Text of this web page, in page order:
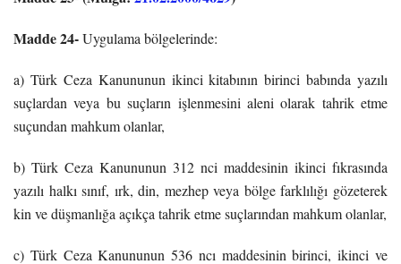
Madde 24-Uygulama bölgelerinde:
a) Türk Ceza Kanununun ikinci kitabının birinci babında yazılı
suçlardan veya bu suçların işlenmesini aleni olarak tahrik etme
suçundan mahkum olanlar,
b) Türk Ceza Kanununun 312 nci maddesinin ikinci fıkrasında
yazılı halkı sınıf, ırk, din, mezhep veya bölge farklılığı gözeterek
kin ve düşmanlığa açıkça tahrik etme suçlarından mahkum olanlar,
c) Türk Ceza Kanununun 536 ncı maddesinin birinci, ikinci ve